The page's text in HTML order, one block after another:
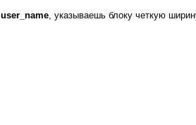
user_name, указываешь блоку четкую